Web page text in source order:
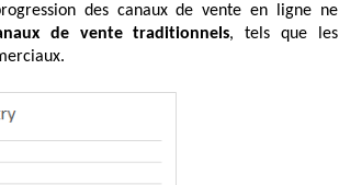
des canaux de vente en ligne ne
de vente traditionnels, tels que les